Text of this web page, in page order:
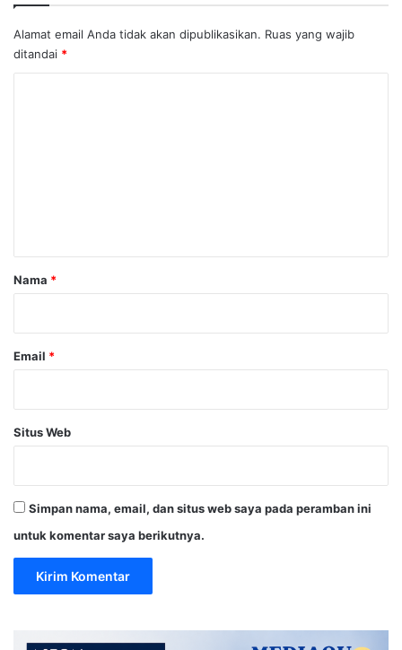
Alamat email Anda tidak akan dipublikasikan. Ruas yang wajib
ditandai *
rNama *
Email *
Situs Web
Simpan nama, email, dan situs web saya pada peramban ini
untuk komentar saya berikutnya.